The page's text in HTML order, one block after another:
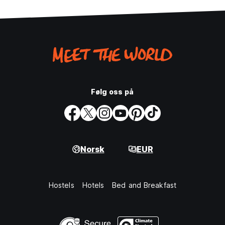
Følg oss på
Norsk EUR
Hostels Hotels Bed and Breakfast